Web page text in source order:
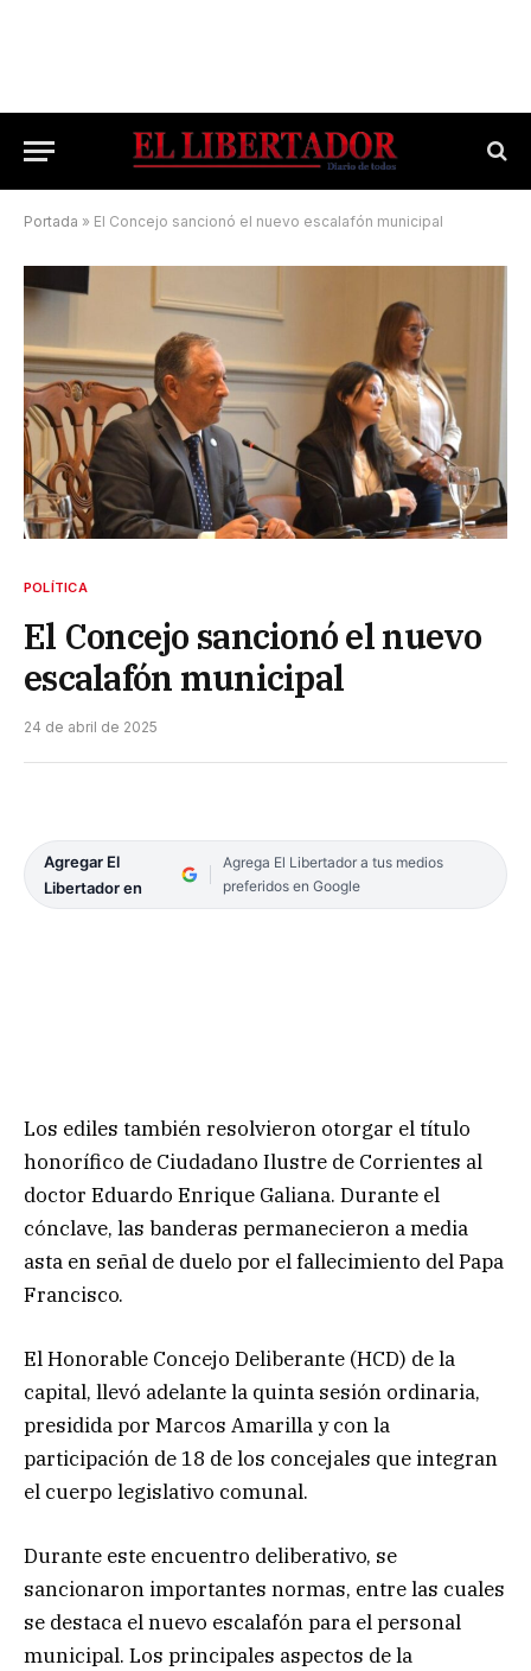
Portada » El Concejo sancionó el nuevo escalafón municipal
POLÍTICA
El Concejo sancionó el nuevo
escalafón municipal
24 de abril de 2025
Agregar El
Libertador en
Agrega El Libertador a tus medios
preferidos en Google
Los ediles también resolvieron otorgar el título
honorífico de Ciudadano Ilustre de Corrientes al
doctor Eduardo Enrique Galiana. Durante el
cónclave, las banderas permanecieron a media
asta en señal de duelo por el fallecimiento del Papa
Francisco.
El Honorable Concejo Deliberante (HCD) de la
capital, llevó adelante la quinta sesión ordinaria,
presidida por Marcos Amarilla y con la
participación de 18 de los concejales que integran
el cuerpo legislativo comunal.
Durante este encuentro deliberativo, se
sancionaron importantes normas, entre las cuales
se destaca el nuevo escalafón para el personal
municipal. Los principales aspectos de la